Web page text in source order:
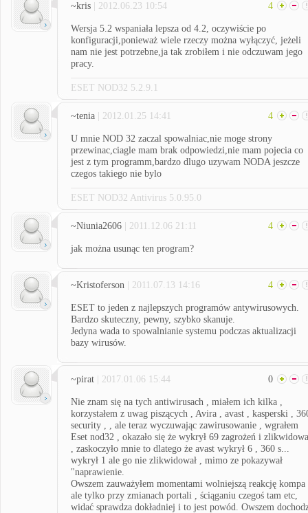
~kris | 2012.06.23 10:54 4
Wersja 5.2 wspaniała lepsza od 4.2, oczywiście po
konfiguracji,ponieważ wiele rzeczy można wyłączyć, jeżeli
nam nie jest potrzebne,ja tak zrobiłem i nie odczuwam jego
pracy.
ESET NOD32 5.2.9.1
~tenia | 2012.01.25 14:41 4
U mnie NOD 32 zaczal spowalniac,nie moge strony
przewinac,ciagle mam brak odpowiedzi,nie mam pojecia co
jest z tym programm,bardzo dlugo uzywam NODA jeszcze
czegos takiego nie bylo
ESET NOD32 Antivirus 5.0.95.0
~Niunia2606 | 2011.12.06 21:11 4
jak można usunąc ten program?
~Kristoferson | 2011.07.13 14:16 4
ESET to jeden z najlepszych programów antywirusowych.
Bardzo skuteczny, pewny, szybko skanuje.
Jedyna wada to spowalnianie systemu podczas aktualizacji
bazy wirusów.
~pirat | 2017.01.06 15:44 0
Nie znam się na tych antiwirusach , miałem ich kilka ,
korzystałem z uwag piszących , Avira , avast , kasperski ,
security , , ale teraz wyczuwając zawirusowanie , wgrałem
Eset nod32 , okazało się że wykrył 69 zagrożeń i
, zaskoczyło mnie to dlatego że avast wykrył 6 , 360 s...
wykrył 1 ale go nie zlikwidował , mimo ze pokazywał
"naprawienie.
Owszem zauważyłem momentami wolniejszą reakcję kompa
ale tylko przy zmianach portali , ściąganiu czegoś tam etc,
widać sprawdza dokładniej i to jest powód. Owszem